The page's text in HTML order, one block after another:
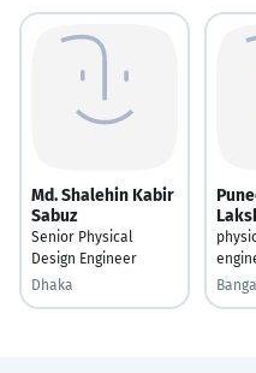
Md. Shalehin Kabir
Sabuz
Senior Physical
Design Engineer
Dhaka